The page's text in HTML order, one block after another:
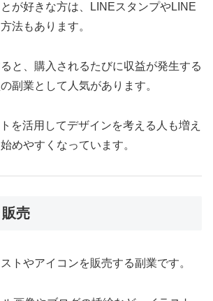
が好きな方は、LINEスタンプやLINE
法もあります。
と、購入されるたびに収益が発生する
副業として人気があります。
を活用してデザインを考える人も増え
めやすくなっています。
売
トやアイコンを販売する副業です。